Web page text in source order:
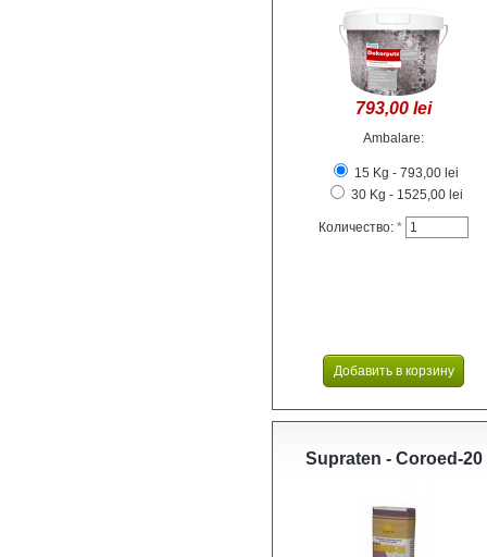
793,00 lei
Ambalare:
15 Kg - 793,00 lei
30 Kg - 1525,00 lei
Количество: *
Supraten - Coroed-20